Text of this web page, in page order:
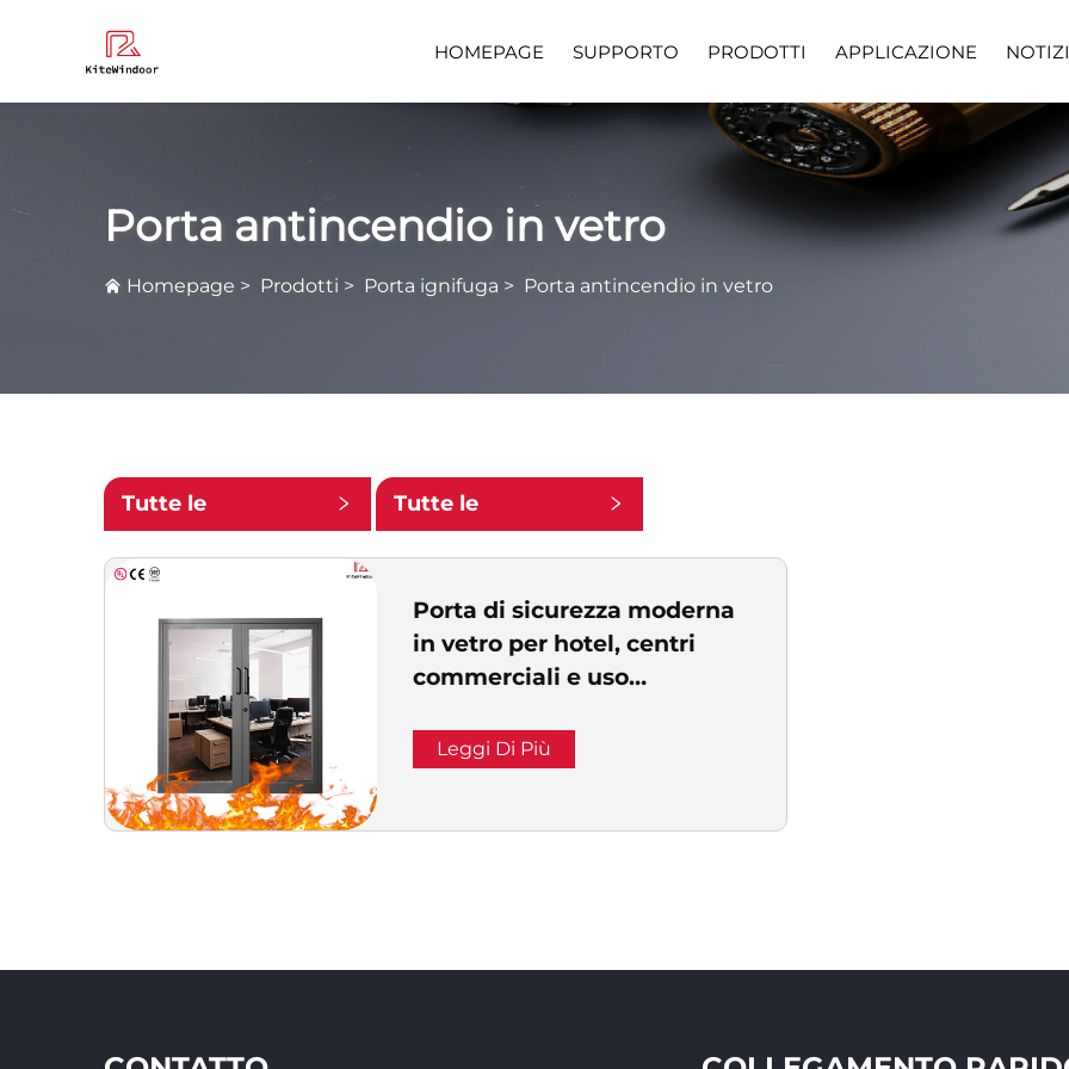
HOMEPAGE SUPPORTO
Scarica
PRODOTTI APPLICAZIONE
Porta antincendio in vetro
Homepage > Prodotti > Porta ignifuga > Porta antincendio in vetro
Tutte le
categorie
Tutte le
sottocategorie
Porta di sicurezza moderna
in vetro per hotel, centri
commerciali e uso
tagliafuoco finita interna
con superficie certificata
Leggi Di Più